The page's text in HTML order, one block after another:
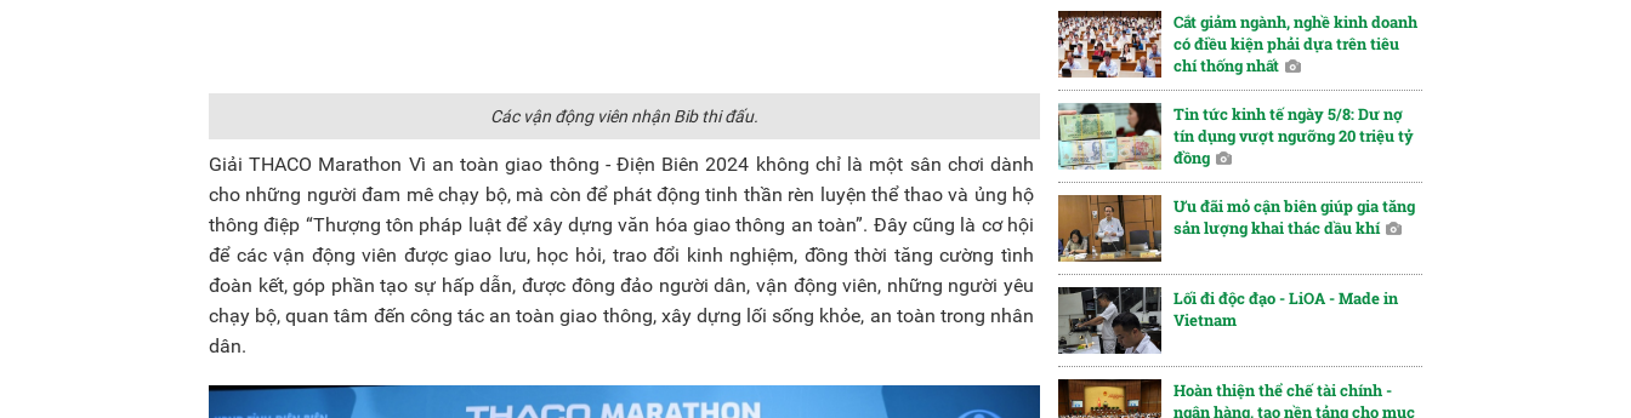
Các vận động viên nhận Bib thi đấu.
Giải THACO Marathon Vì an toàn giao thông - Điện Biên 2024 không chỉ là một sân chơi dành
cho những người đam mê chạy bộ, mà còn để phát động tinh thần rèn luyện thể thao và ủng hộ
thông điệp “Thượng tôn pháp luật để xây dựng văn hóa giao thông an toàn”. Đây cũng là cơ hội
để các vận động viên được giao lưu, học hỏi, trao đổi kinh nghiệm, đồng thời tăng cường tình
đoàn kết, góp phần tạo sự hấp dẫn, được đông đảo người dân, vận động viên, những người yêu
chạy bộ, quan tâm đến công tác an toàn giao thông, xây dựng lối sống khỏe, an toàn trong nhân
dân.
Cắt giảm ngành, nghề kinh doanh
có điều kiện phải dựa trên tiêu
chí thống nhất
Tin tức kinh tế ngày 5/8: Dư nợ
tín dụng vượt ngưỡng 20 triệu tỷ
đồng
Ưu đãi mỏ cận biên giúp gia tăng
sản lượng khai thác dầu khí
Lối đi độc đạo - LiOA - Made in
Vietnam
Hoàn thiện thể chế tài chính -
ngân hàng, tạo nền tảng cho mục